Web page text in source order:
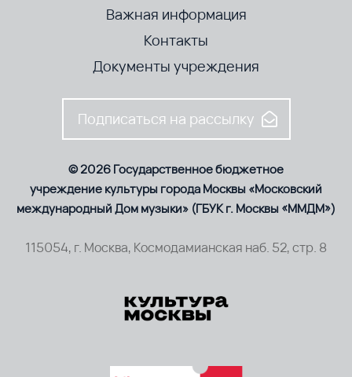
Важная информация
Контакты
Документы учреждения
Подписаться на рассылку
© 2026 Государственное бюджетное
учреждение культуры города Москвы «Московский
международный Дом музыки» (ГБУК г. Москвы «ММДМ»)
115054, г. Москва, Космодамианская наб. 52, стр. 8